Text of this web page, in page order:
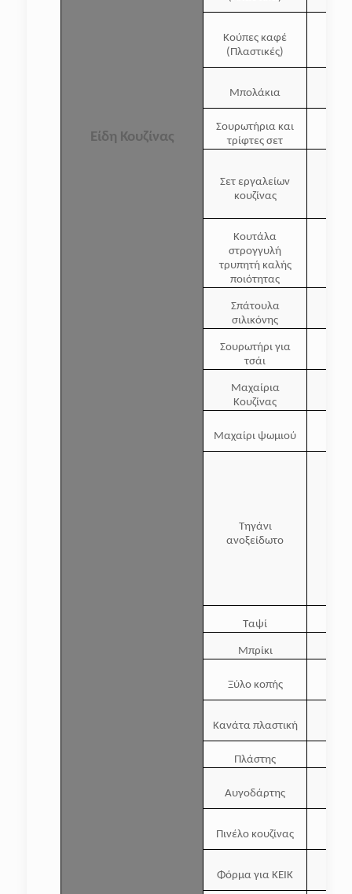
Είδη Κουζίνας
Κούπες καφέ
(Πλαστικές)
Μπολάκια
Σουρωτήρια και
τρίφτες σετ
Σετ εργαλείων
κουζίνας
Κουτάλα
στρογγυλή
τρυπητή καλής
ποιότητας
Σπάτουλα
σιλικόνης
Σουρωτήρι για
τσάι
Μαχαίρια
Κουζίνας
Μαχαίρι ψωμιού
Τηγάνι
ανοξείδωτο
Ταψί
Μπρίκι
Ξύλο κοπής
Κανάτα πλαστική
Πλάστης
Αυγοδάρτης
Πινέλο κουζίνας
Φόρμα για ΚΕΙΚ